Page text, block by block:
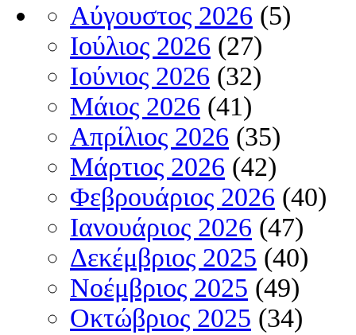
Αύγουστος 2026 (5)
Ιούλιος 2026 (27)
Ιούνιος 2026 (32)
Μάιος 2026 (41)
Απρίλιος 2026 (35)
Μάρτιος 2026 (42)
Φεβρουάριος 2026 (40)
Ιανουάριος 2026 (47)
Δεκέμβριος 2025 (40)
Νοέμβριος 2025 (49)
Οκτώβριος 2025 (34)